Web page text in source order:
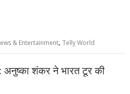
& Entertainment,Telly World
अनुष्का शंकर ने भारत टूर की